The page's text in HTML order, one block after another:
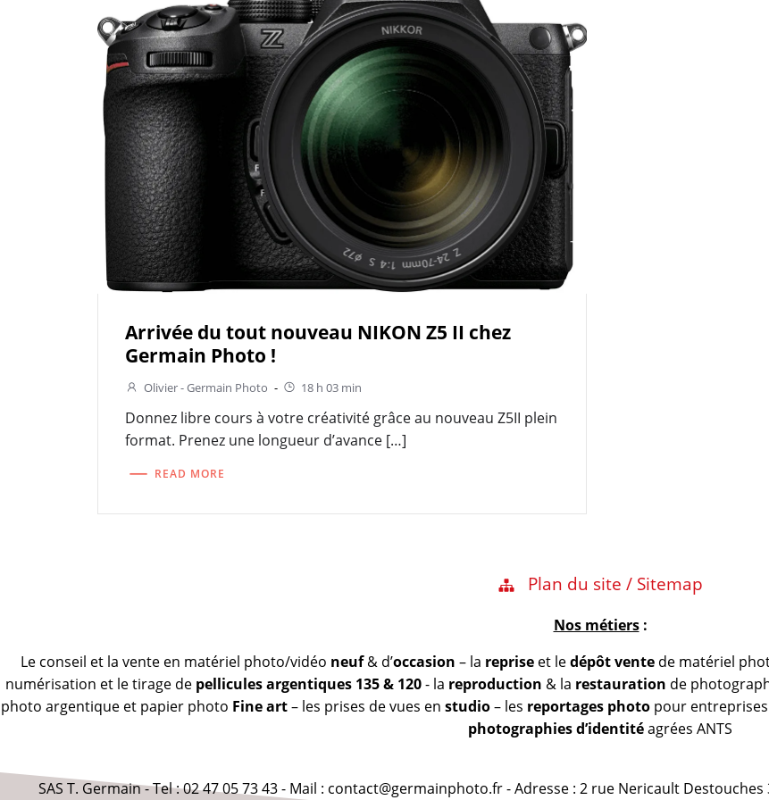
Arrivée du tout nouveau NIKON Z5 II chez
Germain Photo !
Olivier - Germain Photo - 18 h 03 min
Donnez libre cours à votre créativité grâce au nouveau Z5II plein
format. Prenez une longueur d’avance […]
READ MORE
Plan du site / Sitemap
Nos métiers:
Le conseil et la vente en matériel photo/vidéo neuf& d’occasion – la repriseet ledépôt ventede matériel
numérisation et le tirage de pellicules argentiques 135 & 120- la reproduction & la restauration de
photo argentique et papier photo Fine art– les prises de vues en studio– les reportages photopour entreprises
photographies d’identitéagrées ANTS
SAS T. Germain - Tel : 02 47 05 73 43 - Mail : contact@germainphoto.fr - Adresse : 2 rue Nericault